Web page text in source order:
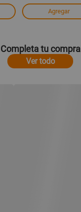
Agregar
Completa tu compra
Ver todo